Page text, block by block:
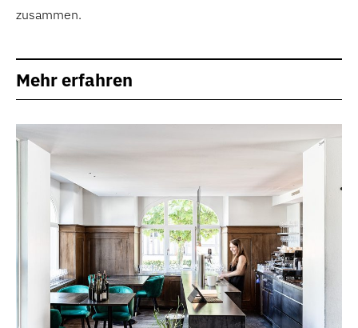
zusammen.
Mehr erfahren